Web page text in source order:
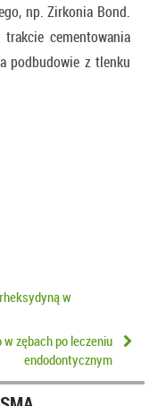
np. Zirkonia Bond.
cementowania
podbudowie z tlenku
w
zębach po leczeniu
endodontycznym